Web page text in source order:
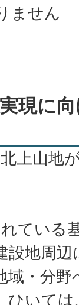
ません
現に
上山地
ている
設地周
域・分
ひいて